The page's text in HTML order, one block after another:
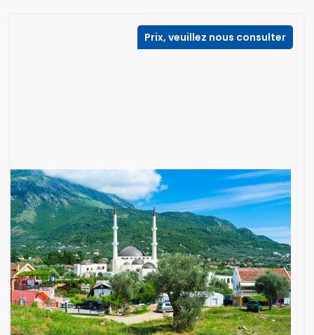
Prix, veuillez nous consulter